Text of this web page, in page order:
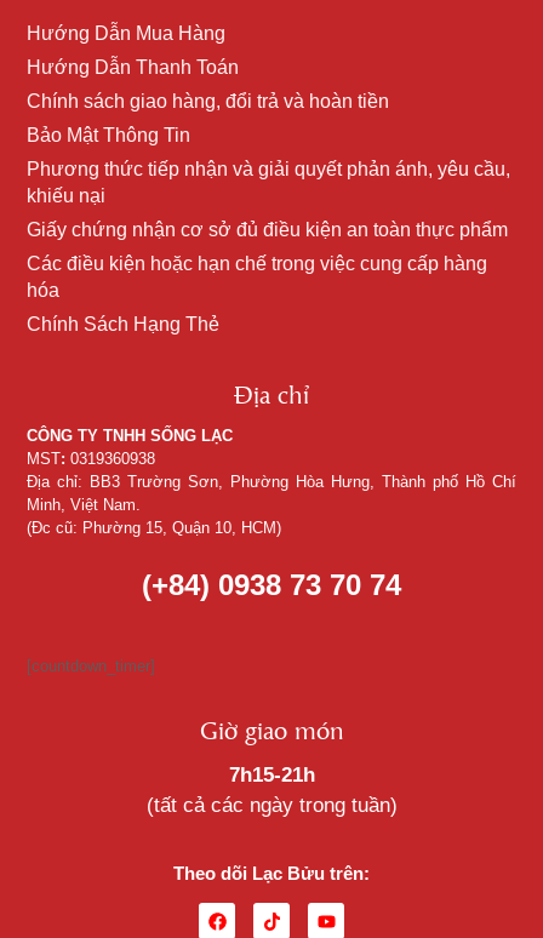
Hướng Dẫn Mua Hàng
Hướng Dẫn Thanh Toán
Chính sách giao hàng, đổi trả và hoàn tiền
Bảo Mật Thông Tin
Phương thức tiếp nhận và giải quyết phản ánh, yêu cầu,
khiếu nại
Giấy chứng nhận cơ sở đủ điều kiện an toàn thực phẩm
Các điều kiện hoặc hạn chế trong việc cung cấp hàng
hóa
Chính Sách Hạng Thẻ
Địa chỉ
CÔNG TY TNHH SỐNG LẠC
MST: 0319360938
Địa chỉ: BB3 Trường Sơn, Phường Hòa Hưng, Thành phố Hồ Chí
Minh, Việt Nam.
(Đc cũ: Phường 15, Quận 10, HCM)
(+84) 0938 73 70 74
[countdown_timer]
Giờ giao món
7h15-21h
(tất cả các ngày trong tuần)
Theo dõi Lạc Bửu trên: